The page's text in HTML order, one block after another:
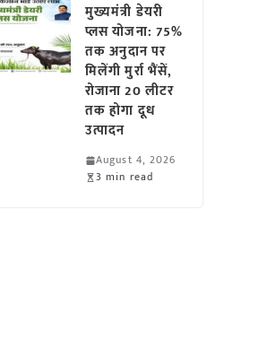
मुख्यमंत्री डेयरी
प्लस योजना: 75%
तक अनुदान पर
मिलेंगी मुर्रा भैंसें,
रोजाना 20 लीटर
तक होगा दूध
उत्पादन
August 4, 2026
3 min read